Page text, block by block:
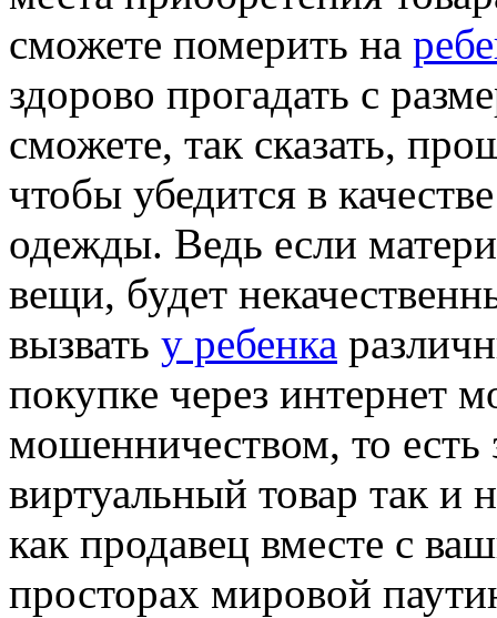
сможете померить на
здорово прогадать с
сможете, так сказать,
чтобы убедится в
одежды. Ведь если
вещи, будет
вызвать у ребенка
покупке через интернет
мошенничеством, то есть
виртуальный товар так и
как продавец вместе с
просторах мировой